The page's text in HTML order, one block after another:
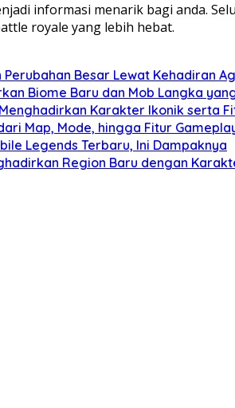
informasi menarik bagi anda.
royale yang lebih hebat.
Besar Lewat Kehadiran
Biome Baru dan Mob Langka
Karakter Ikonik serta
Map, Mode, hingga Fitur
Legends Terbaru, Ini Dampaknya
Region Baru dengan